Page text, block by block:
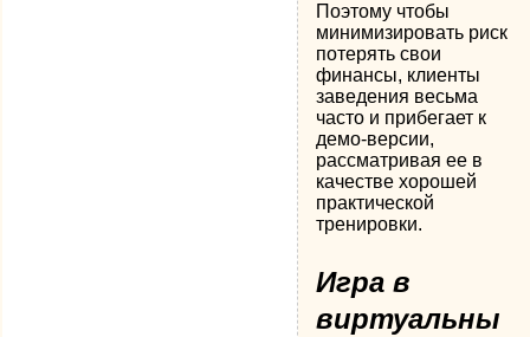
Поэтому чтобы
минимизировать риск
потерять свои
финансы, клиенты
заведения весьма
часто и прибегает к
демо-версии,
рассматривая ее в
качестве хорошей
практической
тренировки.
Игра в
виртуальны